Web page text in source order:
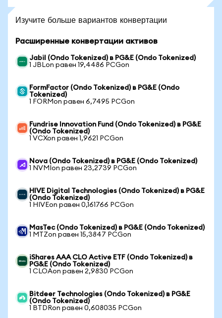
Изучите больше вариантов конвертации
Расширенные конвертации активов
Jabil (Ondo Tokenized) в PG&E (Ondo Tokenized)
1 JBLon равен 19,4486 PCGon
FormFactor (Ondo Tokenized) в PG&E (Ondo
Tokenized)
1 FORMon равен 6,7495 PCGon
Fundrise Innovation Fund (Ondo Tokenized) в PG&E
(Ondo Tokenized)
1 VCXon равен 1,9621 PCGon
Nova (Ondo Tokenized) в PG&E (Ondo Tokenized)
1 NVMIon равен 23,2739 PCGon
HIVE Digital Technologies (Ondo Tokenized) в PG&E
(Ondo Tokenized)
1 HIVEon равен 0,161766 PCGon
MasTec (Ondo Tokenized) в PG&E (Ondo Tokenized)
1 MTZon равен 15,3847 PCGon
iShares AAA CLO Active ETF (Ondo Tokenized) в
PG&E (Ondo Tokenized)
1 CLOAon равен 2,9830 PCGon
Bitdeer Technologies (Ondo Tokenized) в PG&E
(Ondo Tokenized)
1 BTDRon равен 0,608035 PCGon